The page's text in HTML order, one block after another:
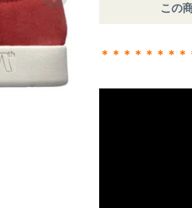
この
＊＊＊＊＊＊＊